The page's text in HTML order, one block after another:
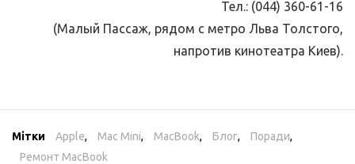
Тел.: (044) 360-61-16
(Малый Пассаж, рядом с метро Льва Толстого,
напротив кинотеатра Киев).
Мітки Apple, Mac Mini, MacBook, Блог, Поради,
Ремонт MacBook